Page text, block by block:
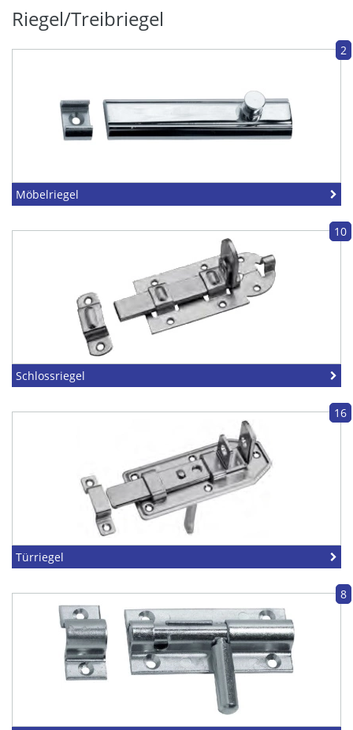
Riegel/Treibriegel
2
Möbelriegel
10
Schlossriegel
16
Türriegel
8